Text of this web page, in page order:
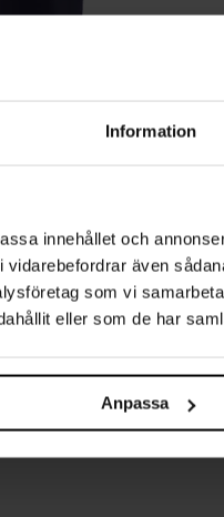
Information
innehållet och
även
som vi
eller som de har
Anpassa